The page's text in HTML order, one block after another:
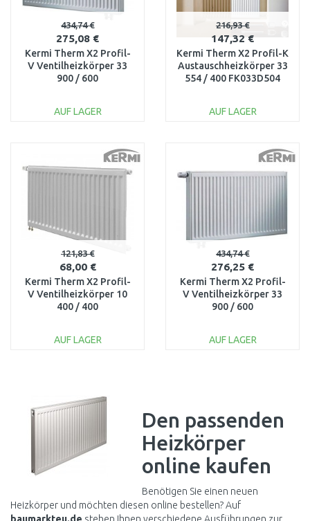
434,74 €
275,08 €
Kermi Therm X2 Profil-
V Ventilheizkörper 33
900 / 600
AUF LAGER
Vergleichen
216,93 €
147,32 €
Kermi Therm X2 Profil-K
Austauschheizkörper 33
554 / 400 FK033D504
AUF LAGER
Vergleichen
121,83 €
68,00 €
Kermi Therm X2 Profil-
V Ventilheizkörper 10
400 / 400
AUF LAGER
Vergleichen
434,74 €
276,25 €
Kermi Therm X2 Profil-
V Ventilheizkörper 33
900 / 600
AUF LAGER
Den passenden
Heizkörper
online kaufen
Benötigen Sie einen neuen
Heizkörper und möchten diesen online bestellen? Auf